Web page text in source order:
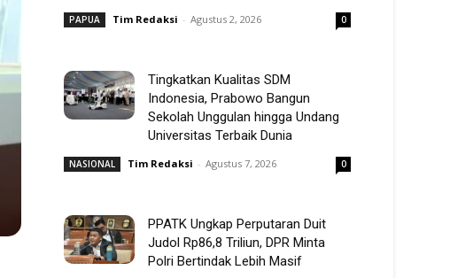
PAPUA Tim Redaksi - Agustus 2, 2026 0
Tingkatkan Kualitas SDM
Indonesia, Prabowo Bangun
Sekolah Unggulan hingga Undang
Universitas Terbaik Dunia
NASIONAL Tim Redaksi - Agustus 7, 2026 0
PPATK Ungkap Perputaran Duit
Judol Rp86,8 Triliun, DPR Minta
Polri Bertindak Lebih Masif